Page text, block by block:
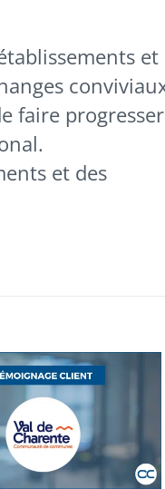
et
faire progresser
et des